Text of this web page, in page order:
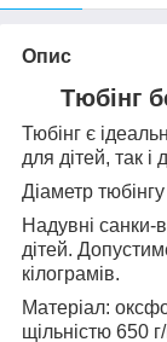
Опис
Тюбінг
Тюбінг є
для дітей, так і
Діаметр
Надувні санки-
дітей.
кілограмів.
Матеріал:
щільністю 650